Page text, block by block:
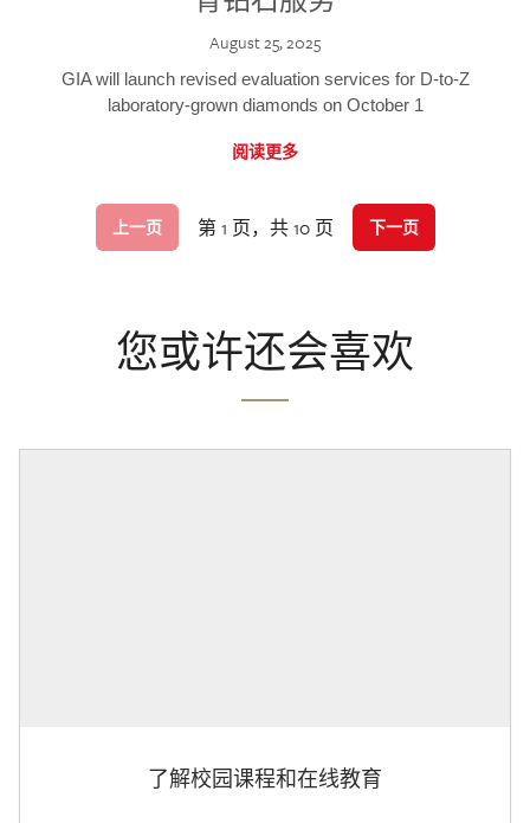
August 25, 2025
GIA will launch revised evaluation services for D-to-Z
laboratory-grown diamonds on October 1
阅读更多
上一页 第 1 页，共 10 页 下一页
您或许还会喜欢
了解校园课程和在线教育